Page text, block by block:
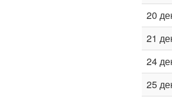
20
21
24
25